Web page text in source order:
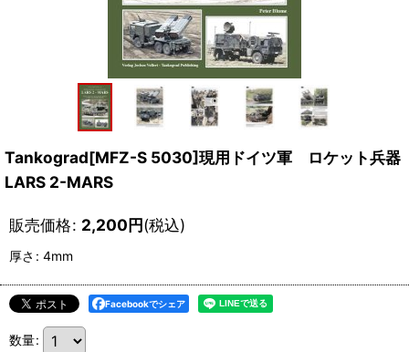
Tankograd[MFZ-S 5030]現用ドイツ軍 ロケット兵器
LARS 2-MARS
販売価格: 2,200円(税込)
厚さ : 4mm
Facebookでシェア
数量: